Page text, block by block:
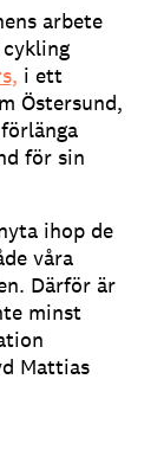
arbete
i ett
Östersund,
för sin
ihop de
våra
Därför är
minst
Mattias